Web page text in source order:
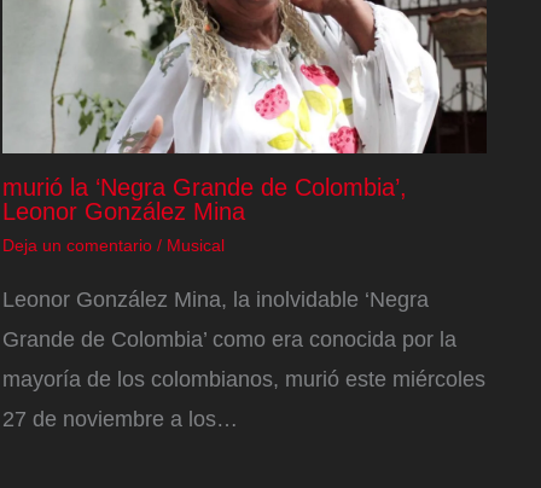
murió la ‘Negra Grande de Colombia’,
Leonor González Mina
Deja un comentario / Musical
Leonor González Mina, la inolvidable ‘Negra
Grande de Colombia’ como era conocida por la
mayoría de los colombianos, murió este miércoles
27 de noviembre a los…